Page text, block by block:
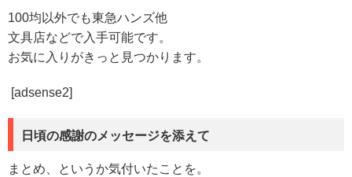
100均以外でも東急ハンズ他
文具店などで入手可能です。
お気に入りがきっと見つかります。
[adsense2]
日頃の感謝のメッセージを添えて
まとめ、というか気付いたことを。